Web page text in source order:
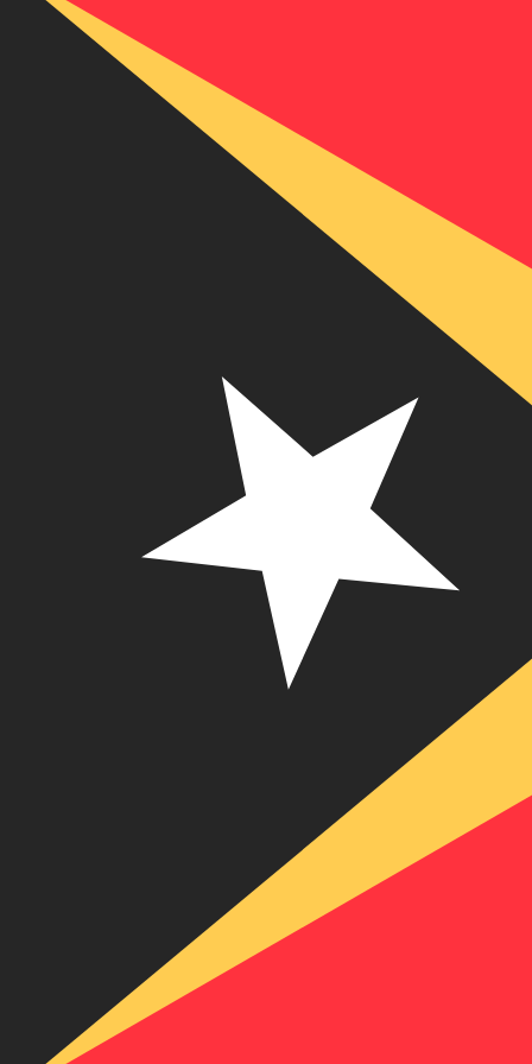
Warum wählt man Xe, um Geld an
Vergleichen Sie uns mit Ihrer Bank und entdecken Sie
alle Gebühren im Voraus
, bevor Sie
mehr Einsparungen für Sie.
Schnelle Überweisungen
Die Mehrheit der Übertragungen erfolgt
am selben Tag
Was ist ein SWIFT-Code und warum brauche ich ihn in Osttimor?
Ein SWIFT-Code – auch bekannt als BIC (Bank
den richtigen SWIFT-Code, um internationale
Wie finde ich den richtigen SWIFT-Code für meine Bank in Osttimor?
Brauche ich für jeden Branch in Osttimoreinen anderen SWIFT-Code?
Was passiert, wenn ich im Osttimorden falschen SWIFT-Code benutze?